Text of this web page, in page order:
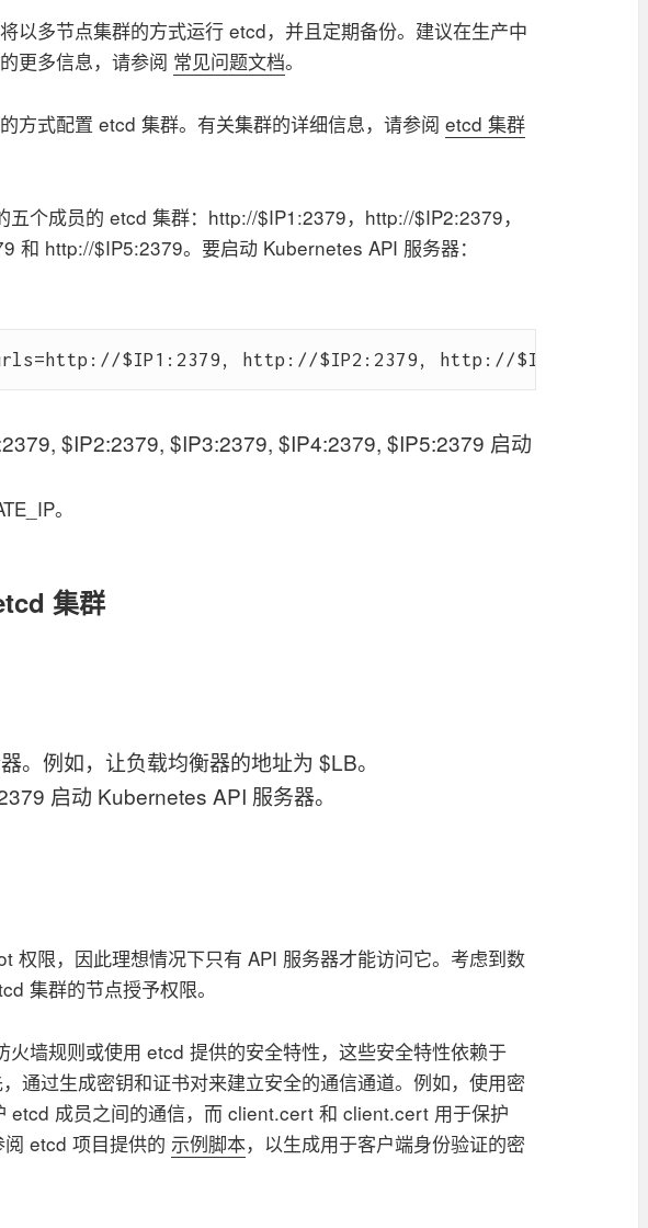
以多节点集群的方式运行 etcd，并且定期备份。建议在生产中
更多信息，请参阅 常见问题文档。
方式配置 etcd 集群。有关集群的详细信息，请参阅 etcd 集群
五个成员的 etcd 集群：http://$IP1:2379，http://$IP2:2379，
和 http://$IP5:2379。要启动 Kubernetes API 服务器：
$IP2:2379, $IP3:2379, $IP4:2379, $IP5:2379 启动
。
集群
。例如，让负载均衡器的地址为 $LB。
启动 Kubernetes API 服务器。
权限，因此理想情况下只有 API 服务器才能访问它。考虑到数
集群的节点授予权限。
墙规则或使用 etcd 提供的安全特性，这些安全特性依赖于
通过生成密钥和证书对来建立安全的通信通道。例如，使用密
成员之间的通信，而 client.cert 和 client.cert 用于保护
etcd 项目提供的 示例脚本，以生成用于客户端身份验证的密